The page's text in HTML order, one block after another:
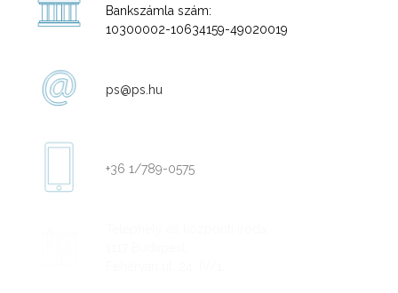
Bankszámla szám:
10300002-10634159-49020019
ps@ps.hu
+36 1/789-0575